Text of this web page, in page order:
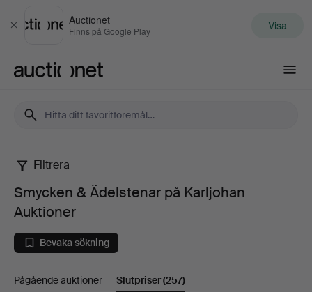
Stäng
Auctionet
Finns på Google Play Visa
Smycken
Ädelstenar
på
Filtrera
Smycken & Ädelstenar på Karljohan
Auktioner
Bevaka sökning
Pågående auktioner Slutpriser(257)